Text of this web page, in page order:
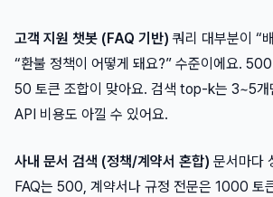
고객 지원 챗봇 (FAQ 기반) 쿼리 대부분이 “
“환불 정책이 어떻게 돼요?” 수준이에요.
50 토큰 조합이 맞아요. 검색 top-k는 3~5개
API 비용도 아낄 수 있어요.
사내 문서 검색 (정책/계약서 혼합) 문서마다
FAQ는 500, 계약서나 규정 전문은 1000 토